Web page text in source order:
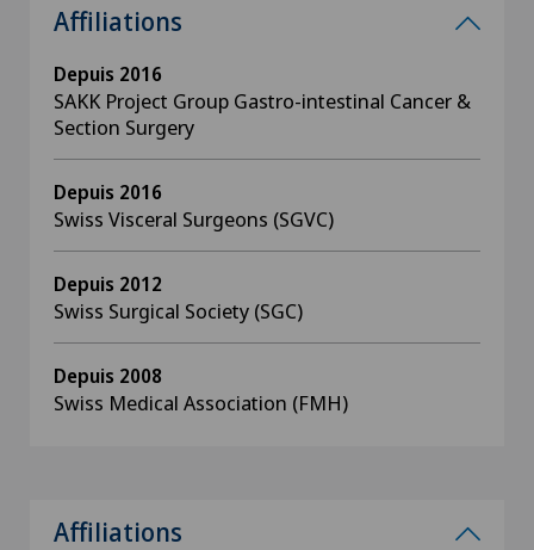
Affiliations
Depuis 2016
SAKK Project Group Gastro-intestinal Cancer &
Section Surgery
Depuis 2016
Swiss Visceral Surgeons (SGVC)
Depuis 2012
Swiss Surgical Society (SGC)
Depuis 2008
Swiss Medical Association (FMH)
Affiliations